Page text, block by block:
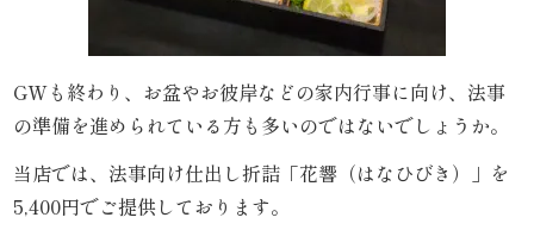
司・
り
GWも終わり、お盆やお彼岸などの家内行事に向け、法事
の準備を進められている方も多いのではないでしょうか。
当店では、法事向け仕出し折詰「花響（はなひびき）」を
5,400円でご提供しております。